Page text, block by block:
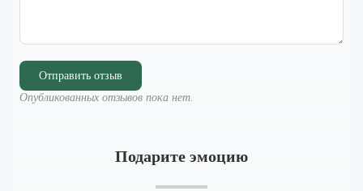
Отправить отзыв
Опубликованных отзывов пока нет.
Подарите эмоцию